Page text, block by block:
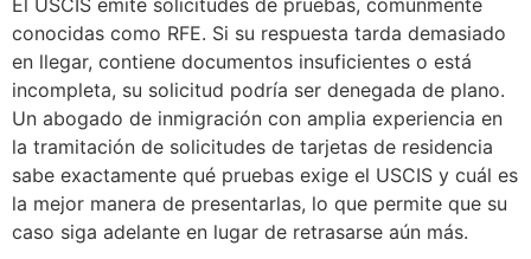
conocidas como RFE. Si su respuesta tarda demasiado
en llegar, contiene documentos insuficientes o está
incompleta, su solicitud podría ser denegada de plano.
Un abogado de inmigración con amplia experiencia en
la tramitación de solicitudes de tarjetas de residencia
sabe exactamente qué pruebas exige el USCIS y cuál es
la mejor manera de presentarlas, lo que permite que su
caso siga adelante en lugar de retrasarse aún más.